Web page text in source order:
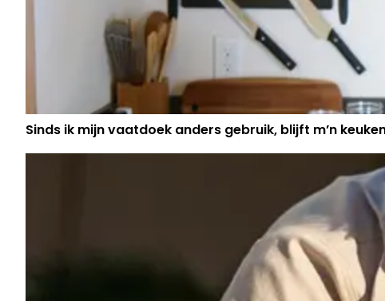
Sinds ik mijn vaatdoek anders gebruik, blijft m’n